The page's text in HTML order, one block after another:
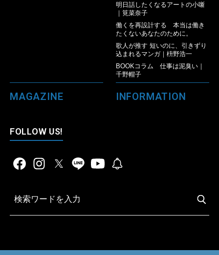
明日話したくなるアートの小噺
｜筧菜奈子
働くを再設計する 本当は働き
たくないあなたのために。
歌人が推す 短いのに、引きずり
込まれるマンガ｜枡野浩一
BOOKコラム 仕事は泥臭い｜
千野帽子
MAGAZINE INFORMATION
FOLLOW US!